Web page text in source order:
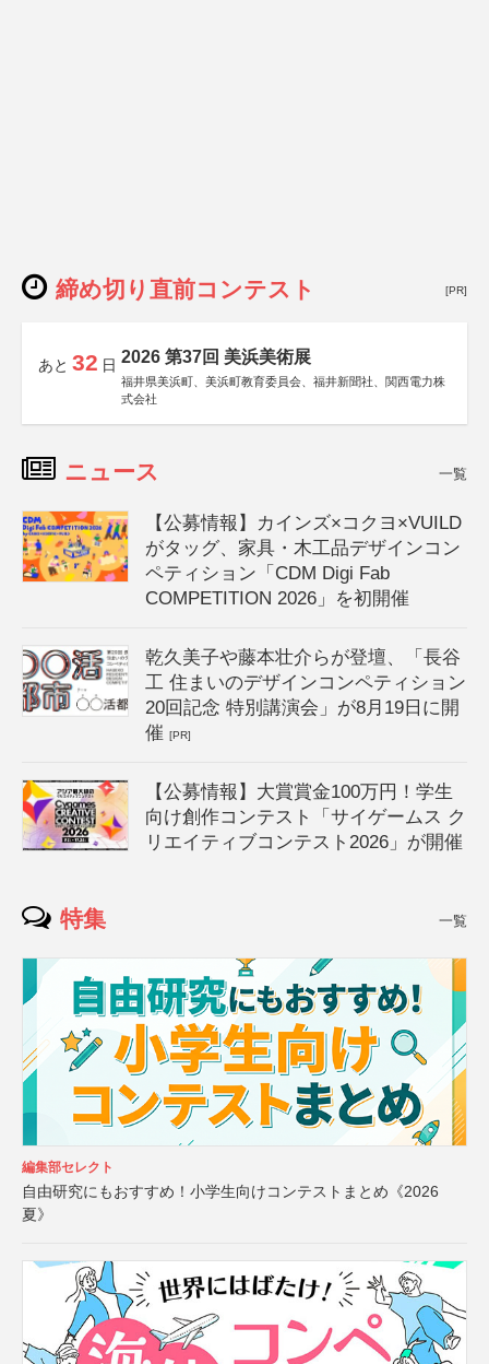
締め切り直前コンテスト [PR]
あと 32 日 2026 第37回 美浜美術展
福井県美浜町、美浜町教育委員会、福井新聞社、関西電力株
式会社
ニュース 一覧
【公募情報】カインズ×コクヨ×VUILD
がタッグ、家具・木工品デザインコン
ペティション「CDM Digi Fab
COMPETITION 2026」を初開催
乾久美子や藤本壮介らが登壇、「長谷
工 住まいのデザインコンペティション
20回記念 特別講演会」が8月19日に開
催[PR]
【公募情報】大賞賞金100万円！学生
向け創作コンテスト「サイゲームス ク
リエイティブコンテスト2026」が開催
特集 一覧
編集部セレクト
自由研究にもおすすめ！小学生向けコンテストまとめ《2026
夏》